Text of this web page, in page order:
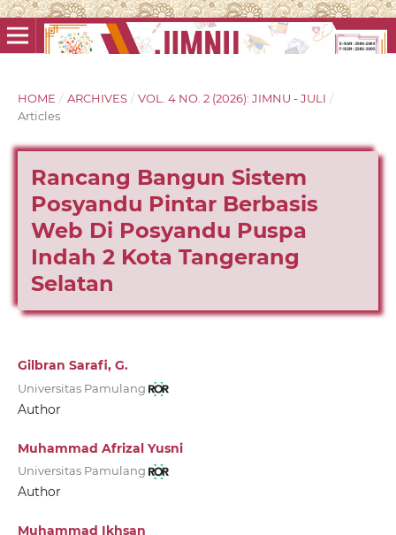
HOME / ARCHIVES / VOL. 4 NO. 2 (2026): JIMNU - JULI /
Articles
Rancang Bangun Sistem
Posyandu Pintar Berbasis
Web Di Posyandu Puspa
Indah 2 Kota Tangerang
Selatan
Gilbran Sarafi, G.
Universitas Pamulang
Author
Muhammad Afrizal Yusni
Universitas Pamulang
Author
Muhammad Ikhsan